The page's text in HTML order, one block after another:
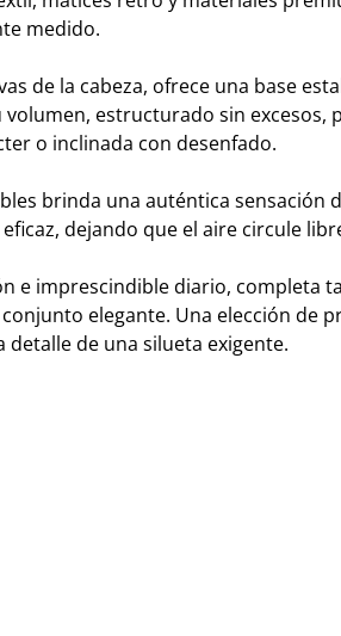
medido.
de la cabeza, ofrece una base
volumen, estructurado sin excesos,
o inclinada con desenfado.
brinda una auténtica sensación
dejando que el aire circule
e imprescindible diario, completa
elegante. Una elección de
detalle de una silueta exigente.